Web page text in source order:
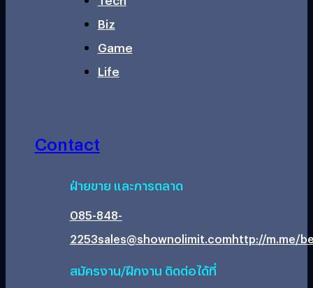
Biz
Game
Life
Contact
ฝ่ายขาย และการตลาด
085-848-
2253sales@shownolimit.comhttp://m.me/
สมัครงาน/ฝึกงาน ติดต่อได้ที่